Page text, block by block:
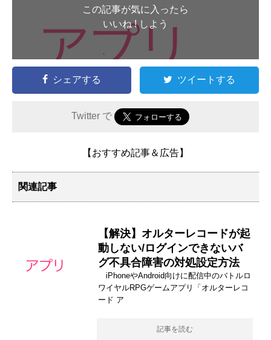
この記事が気に入ったら
いいね ! しよう
シェアする ツイートする
Twitter で
【おすすめ記事＆広告】
関連記事
【解決】オルターレコードが起
動しない/ログインできないバ
グ不具合障害の対処設定方法
iPhoneやAndroid向けに配信中のバトルロ
ワイヤルRPGゲームアプリ「オルターレコ
ード ア
記事を読む